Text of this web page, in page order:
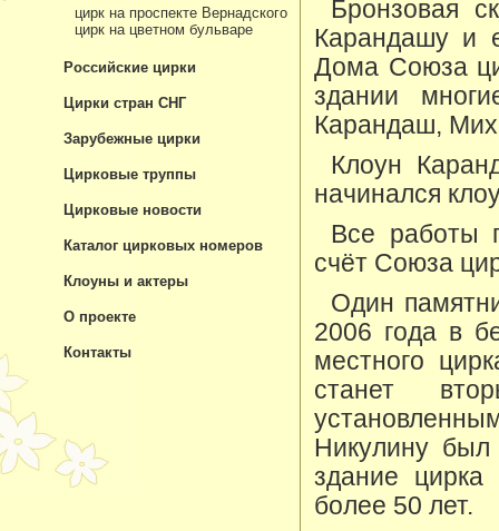
Бронзовая
Карандашу и
Дома Союза
здании
Карандаш,
Клоун
начинался
Все работы
счёт Союза
Один
2006 года в
местного
станет
Никулину
здание
более 50 лет.
цирк на проспекте Вернадского
цирк на цветном бульваре
Российские цирки
Цирки стран СНГ
Зарубежные цирки
Цирковые труппы
Цирковые новости
Каталог цирковых номеров
Клоуны и актеры
О проекте
Контакты